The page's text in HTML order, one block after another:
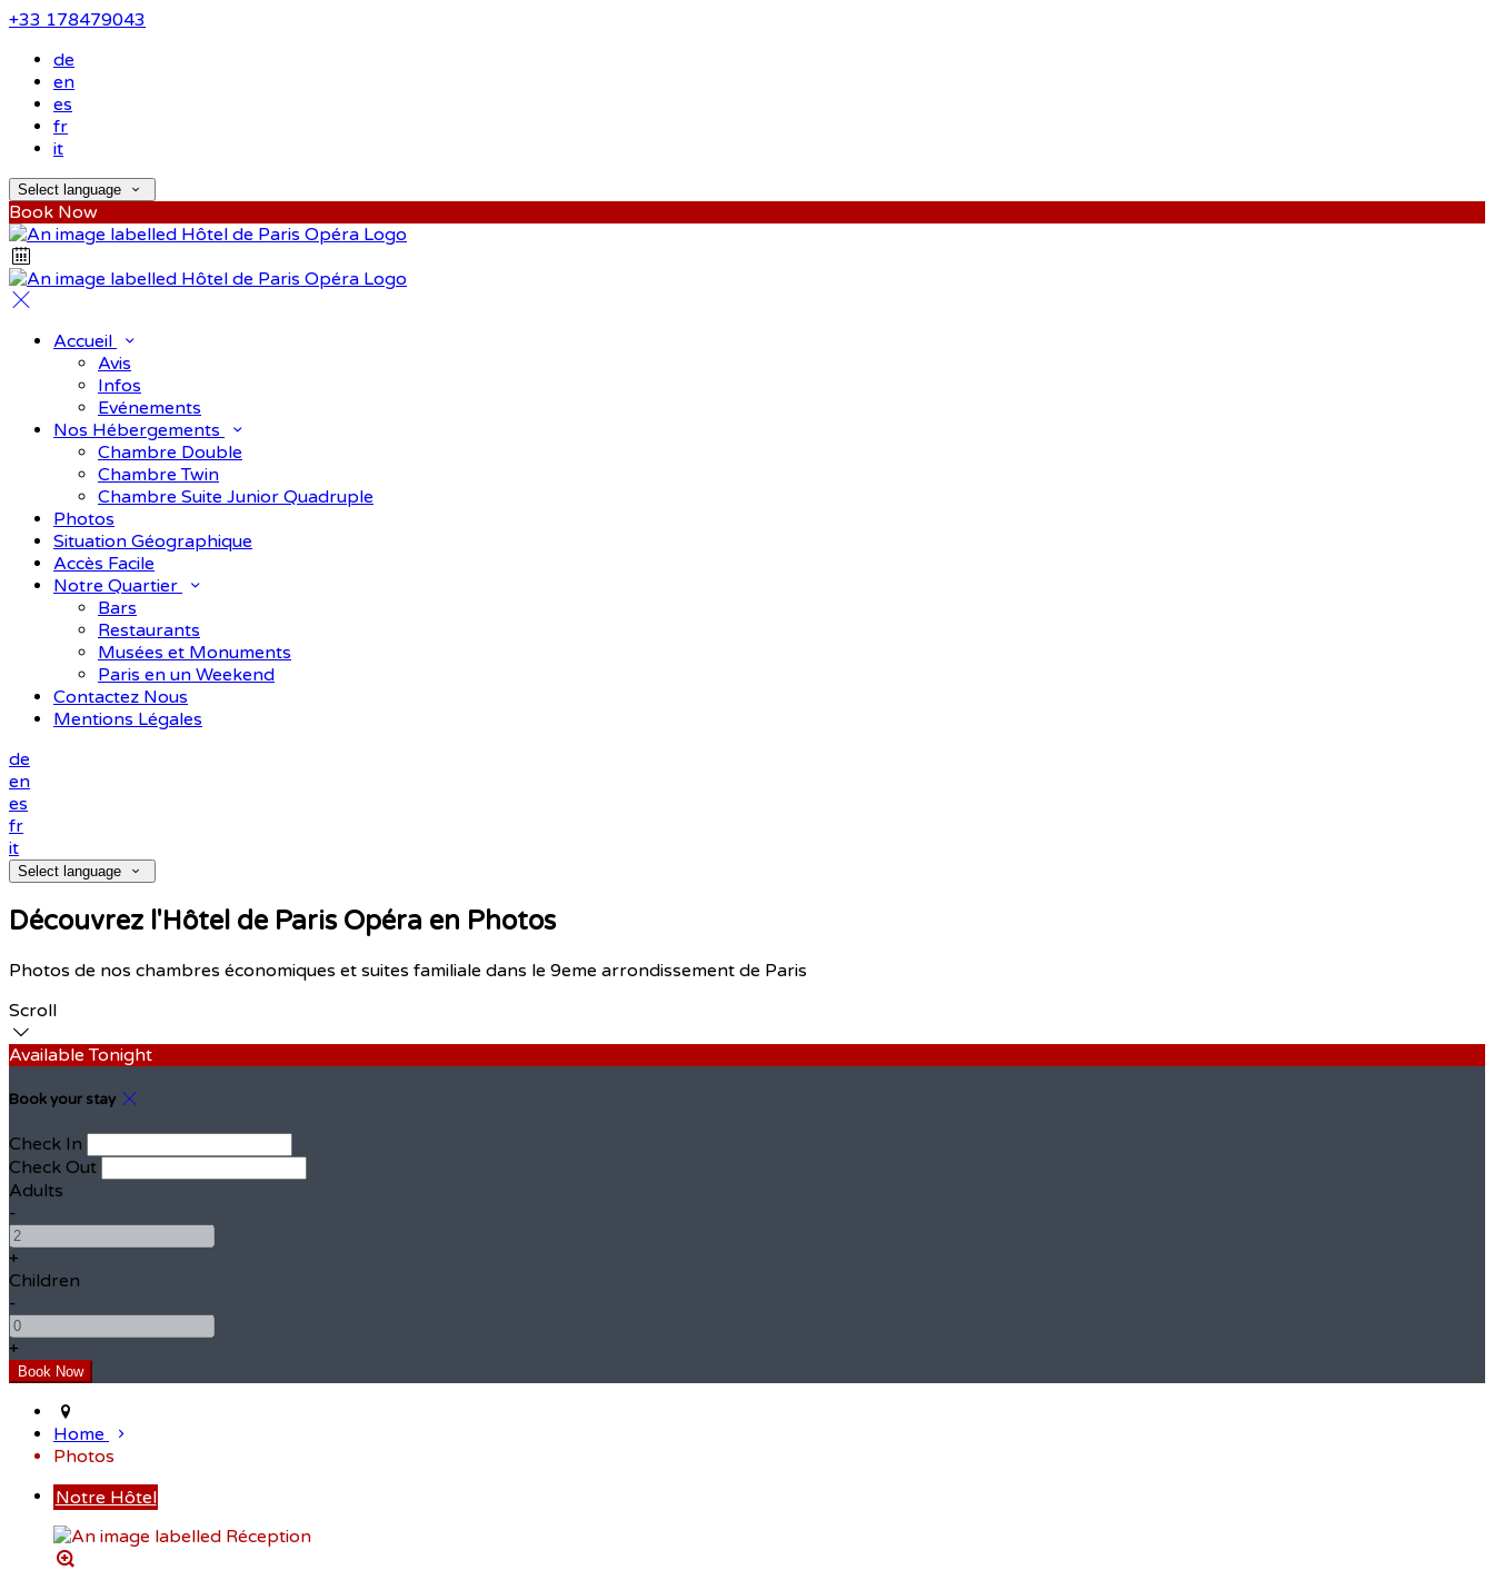
+33 178479043
de
en
es
fr
it
Select language
Book Now
Accueil
Avis
Infos
Evénements
Nos Hébergements
Chambre Double
Chambre Twin
Chambre Suite Junior Quadruple
Photos
Situation Géographique
Accès Facile
Notre Quartier
Bars
Restaurants
Musées et Monuments
Paris en un Weekend
Contactez Nous
Mentions Légales
de
en
es
fr
it
Select language
Découvrez l'Hôtel de Paris Opéra en Photos
Photos de nos chambres économiques et suites familiale dans le 9eme arrondissement de Paris
Scroll
Available Tonight
Book your stay
Check In
Check Out
Adults
-
+
Children
-
+
Home
Photos
Notre Hôtel